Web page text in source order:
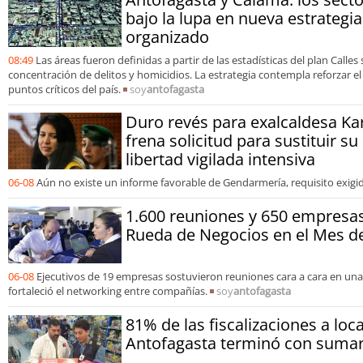
bajo la lupa en nueva
organizado
08:49 Las áreas fueron definidas a partir de las estadísticas del plan Calles
concentración de delitos y homicidios. La estrategia contempla reforzar
puntos críticos del país.
soyantofagasta
Duro revés para exalcaldesa
frena solicitud para sustituir
libertad vigilada intensiva
06-08Aún no existe un informe favorable de Gendarmería, requisito
1.600 reuniones y 650
Rueda de Negocios en el Mes
06-08 Ejecutivos de 19 empresas sostuvieron reuniones cara a cara en
fortaleció el networking entre compañías.
soyantofagasta
81% de las fiscalizaciones a
Antofagasta terminó con